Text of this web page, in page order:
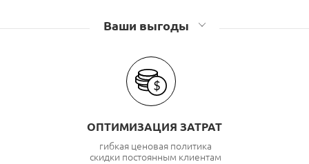
Оптические муфты GJSВаши выгоды
ОПТИМИЗАЦИЯ ЗАТРАТ
гибкая ценовая политика
скидки постоянным клиентам